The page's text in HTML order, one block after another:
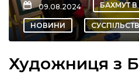
09.08.2024 БАХМУТ В
НОВИНИ
Художниця з